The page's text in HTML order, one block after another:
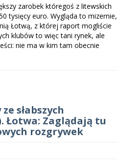
zarobek któregoś z litewskich
tysięcy euro. Wygląda to mizernie,
Łotwą, z której raport mogliście
klubów to więc tani rynek, ale
nie ma w kim tam obecnie
słabszych
Łotwa: Zaglądają tu
rozgrywek